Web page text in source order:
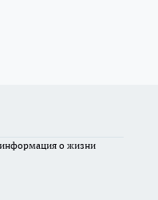
информация о жизни